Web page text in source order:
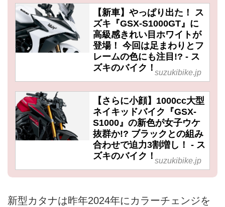
【新車】やっぱり出た！ ス
ズキ『GSX-S1000GT』に
高級感きれい目ホワイトが
登場！ 今回は足まわりとフ
レームの色にも注目!? - ス
ズキのバイク！ suzukibike.jp
【さらに小顔】1000cc大型
ネイキッドバイク『GSX-
S1000』の新色が女子ウケ
抜群か!? ブラックとの組み
合わせで迫力3割増し！ - ス
ズキのバイク！ suzukibike.jp
新型カタナは昨年2024年にカラーチェンジを